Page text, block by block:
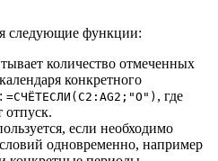
следующие функции:
количество отмеченных
конкретного
=СЧЁТЕСЛИ(C2:AG2;"О") , где
отпуск.
если необходимо
одновременно, например